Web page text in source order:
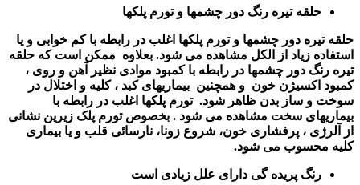
حلقه تیره رنگ دور چشمها و تورم پلکها
حلقه تیره دور چشمها و تورم پلکها اغلب در رابطه با کم خوابی و یا
استفاده زیاد از الکل مشاهده می شود. بعلاوه ممکن است که حلقه
تیره رنگ دور چشمها در رابطه با کمبود موادی نظیر آهن و روی ،
کمبود اکسیژن خون و همچنین بیماریهای کبد ، کلیه و اختلال در
سوخت و ساز بدن ظاهر شود. تورم پلکها اغلب در رابطه با
بیماریهای سخت مشاهده می شود . بخصوص تورم پلک زیرین نشانی
از آلرژی ، پرفشاری خون، شروع زونا، نارسائی قلب و یا بیماری
کلیه محسوب می شود.
رنگ پریده گی دارای علل زیادی است